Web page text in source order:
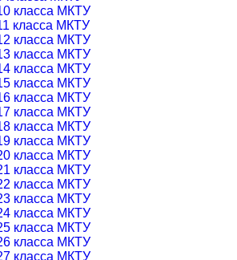
класса МКТУ
класса МКТУ
класса МКТУ
класса МКТУ
класса МКТУ
класса МКТУ
класса МКТУ
класса МКТУ
класса МКТУ
класса МКТУ
класса МКТУ
класса МКТУ
класса МКТУ
класса МКТУ
класса МКТУ
класса МКТУ
класса МКТУ
класса МКТУ